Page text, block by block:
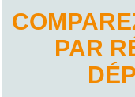
PAR